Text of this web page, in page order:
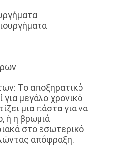
Το αποξηρατικό
για μεγάλο χρονικό
μια πάστα για να
ή η βρωμιά
στο εσωτερικό
απόφραξη.